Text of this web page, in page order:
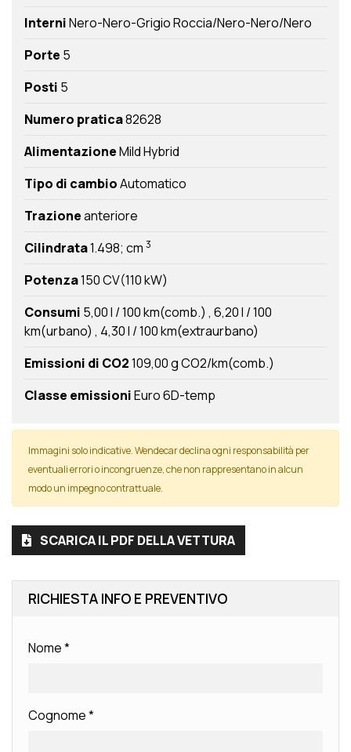
InterniNero-Nero-Grigio Roccia/Nero-Nero/Nero
Porte 5
Posti 5
Numero pratica82628
AlimentazioneMild Hybrid
Tipo di cambioAutomatico
Trazioneanteriore
Cilindrata1.498; cm 3
Potenza150 CV(110 kW)
Consumi 5,00 l / 100 km(comb.) 6,20 l / 100
km(urbano) 4,30 l / 100 km(extraurbano)
Emissioni di CO2109,00 g CO2/km(comb.)
Classe emissioniEuro 6D-temp
Immagini solo indicative. Wendecar declina ogni responsabilità per
eventuali errori o incongruenze, che non rappresentano in alcun
modo un impegno contrattuale.
SCARICA IL PDF DELLA VETTURA
RICHIESTA INFO E PREVENTIVO
Nome*
Cognome*